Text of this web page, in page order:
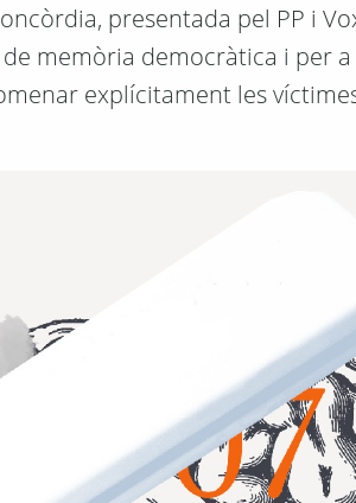
presentada pel PP i
memòria democràtica i per
explícitament les